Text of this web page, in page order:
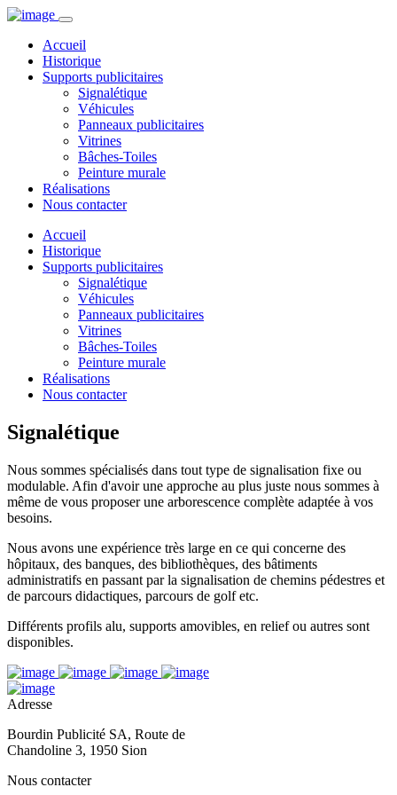
Accueil
Historique
Supports publicitaires
Signalétique
Véhicules
Panneaux publicitaires
Vitrines
Bâches-Toiles
Peinture murale
Réalisations
Nous contacter
Accueil
Historique
Supports publicitaires
Signalétique
Véhicules
Panneaux publicitaires
Vitrines
Bâches-Toiles
Peinture murale
Réalisations
Nous contacter
Signalétique
Nous sommes spécialisés dans tout type de signalisation fixe ou
modulable. Afin d'avoir une approche au plus juste nous sommes à
même de vous proposer une arborescence complète adaptée à vos
besoins.
Nous avons une expérience très large en ce qui concerne des
hôpitaux, des banques, des bibliothèques, des bâtiments
administratifs en passant par la signalisation de chemins pédestres et
de parcours didactiques, parcours de golf etc.
Différents profils alu, supports amovibles, en relief ou autres sont
disponibles.
Adresse
Bourdin Publicité SA, Route de
Chandoline 3, 1950 Sion
Nous contacter